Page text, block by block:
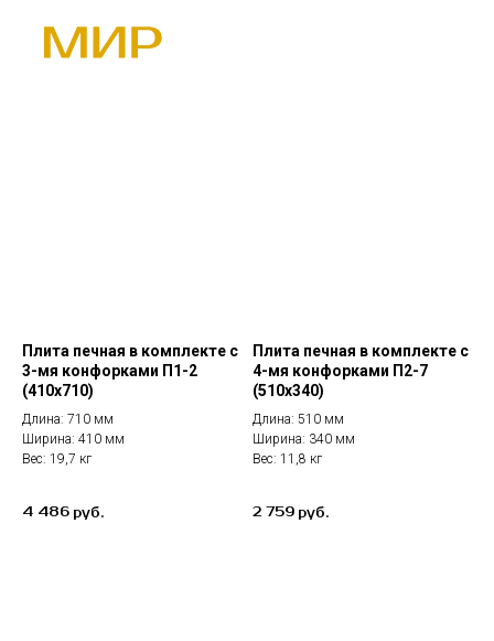
Плита печная в комплекте с
3-мя конфорками П1-2
(410х710)
Длина: 710 мм
Ширина: 410 мм
Вес: 19,7 кг
4 486 руб.
Плита печная в комплекте с
4-мя конфорками П2-7
(510х340)
Длина: 510 мм
Ширина: 340 мм
Вес: 11,8 кг
2 759 руб.